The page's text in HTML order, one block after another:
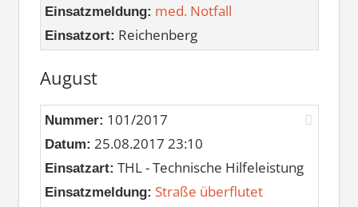
Einsatzmeldung: med. Notfall
Einsatzort: Reichenberg
August
Nummer: 101/2017
Datum: 25.08.2017 23:10
Einsatzart: THL - Technische Hilfeleistung
Einsatzmeldung: Straße überflutet